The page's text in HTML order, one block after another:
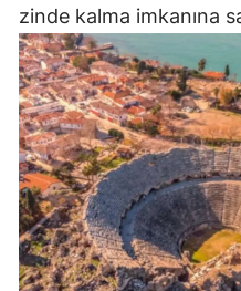
zinde kalma imkanına